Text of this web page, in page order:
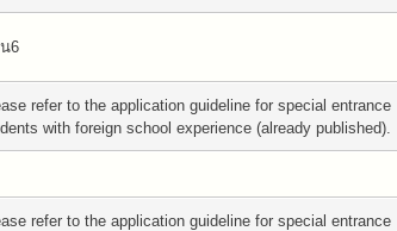
6
refer to the application guideline for special entrance
with foreign school experience (already published).
refer to the application guideline for special entrance